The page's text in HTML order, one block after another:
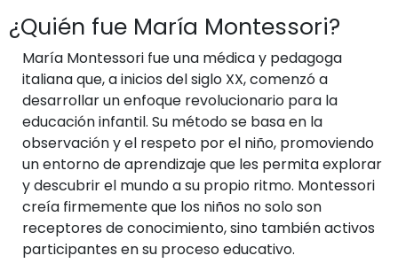
¿Quién fue María Montessori?
María Montessori fue una médica y pedagoga
italiana que, a inicios del siglo XX, comenzó a
desarrollar un enfoque revolucionario para la
educación infantil. Su método se basa en la
observación y el respeto por el niño, promoviendo
un entorno de aprendizaje que les permita explorar
y descubrir el mundo a su propio ritmo. Montessori
creía firmemente que los niños no solo son
receptores de conocimiento, sino también activos
participantes en su proceso educativo.